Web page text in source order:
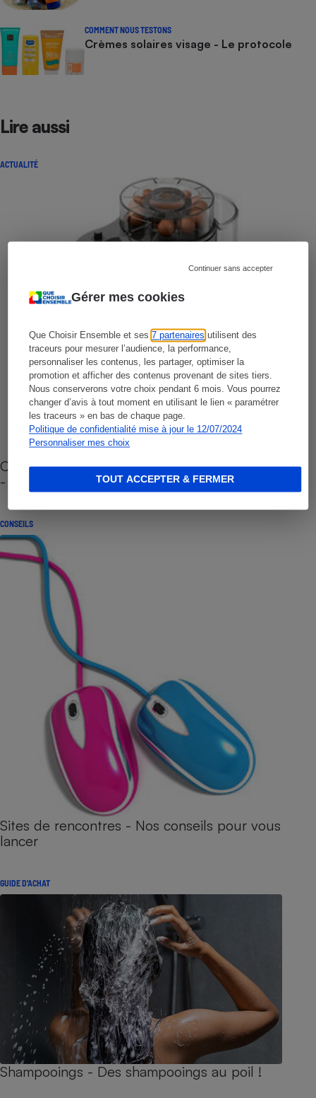
Gérer mes cookies
Que Choisir Ensemble et ses7 partenaires utilisent des
traceurs pour mesurer l’audience, la performance,
personnaliser les contenus, les partager, optimiser la
promotion et afficher des contenus provenant de sites tiers.
Nous conserverons votre choix pendant 6 mois. Vous pourrez
changer d’avis à tout moment en utilisant le lien « paramétrer
les traceurs » en bas de chaque page.
Politique de confidentialité mise à jour le 12/07/2024
Personnaliser mes choix
Continuer sans accepter
TOUT ACCEPTER & FERMER
COMMENT NOUS TESTONS
Crèmes solaires visage - Le protocole
Lire aussi
ACTUALITÉ
Cafetière à capsules zéro déchet CoffeeB (vidéo)
- Premières impressions
CONSEILS
Sites de rencontres - Nos conseils pour vous
lancer
GUIDE D'ACHAT
Shampooings - Des shampooings au poil !